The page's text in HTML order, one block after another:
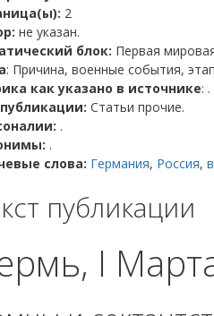
2
не указан.
блок: Первая
: Причина, военные события,
как указано в источнике: .
Статьи прочие.
.
.
слова: Германия, Россия,
публикации
I